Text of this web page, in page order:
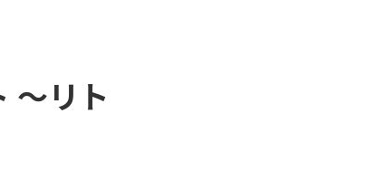
〜リト